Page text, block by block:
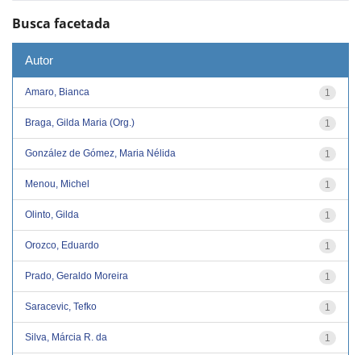
Busca facetada
Autor
1
Amaro, Bianca
1
Braga, Gilda Maria (Org.)
1
González de Gómez, Maria Nélida
1
Menou, Michel
1
Olinto, Gilda
1
Orozco, Eduardo
1
Prado, Geraldo Moreira
1
Saracevic, Tefko
1
Silva, Márcia R. da